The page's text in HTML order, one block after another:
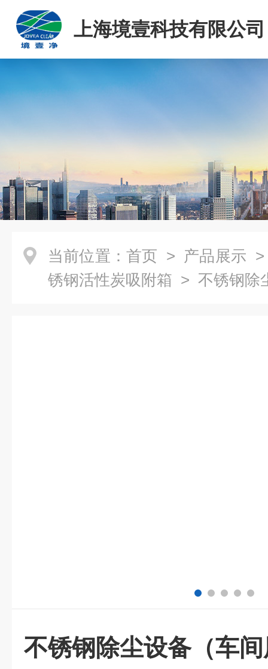
上海境壹科技有限公司
当前位置： 首页 > 产品展示
锈钢活性炭吸附箱 > 不锈钢除
不锈钢除尘设备（车